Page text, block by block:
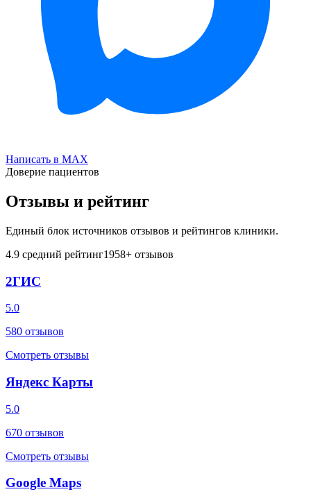
Написать в MAX
Доверие пациентов
Отзывы и рейтинг
Единый блок источников отзывов и рейтингов клиники.
4.9 средний рейтинг1958+ отзывов
2ГИС
5.0
580 отзывов
Смотреть отзывы
Яндекс Карты
5.0
670 отзывов
Смотреть отзывы
Google Maps